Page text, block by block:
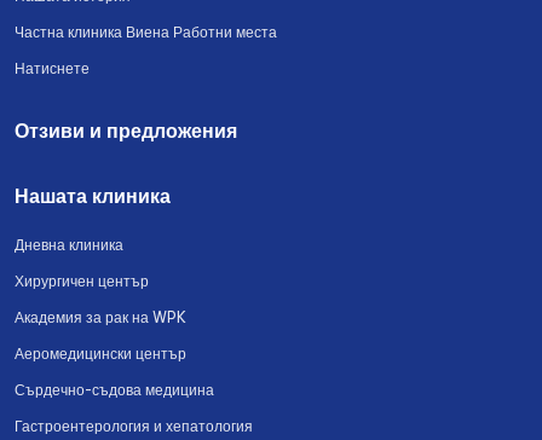
Частна клиника Виена Работни места
Натиснете
Отзиви и предложения
Нашата клиника
Дневна клиника
Хирургичен център
Академия за рак на WPK
Аеромедицински център
Сърдечно-съдова медицина
Гастроентерология и хепатология